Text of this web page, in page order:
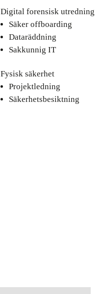
Digital forensisk utredning
Säker offboarding
Dataräddning
Sakkunnig IT
Fysisk säkerhet
Projektledning
Säkerhetsbesiktning